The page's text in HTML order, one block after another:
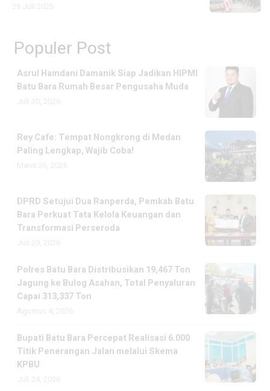
Populer Post
Asrul Hamdani Damanik Siap Jadikan HIPMI
Batu Bara Rumah Besar Pengusaha Muda
Rey Cafe: Tempat Nongkrong di Medan
Paling Lengkap, Wajib Coba!
DPRD Setujui Dua Ranperda, Pemkab Batu
Bara Perkuat Tata Kelola Keuangan dan
Transformasi Perseroda
Polres Batu Bara Distribusikan 19,467 Ton
Jagung ke Bulog Asahan, Total Penyaluran
Capai 313,337 Ton
Bupati Batu Bara Percepat Realisasi 6.000
Titik Penerangan Jalan melalui Skema
KPBU